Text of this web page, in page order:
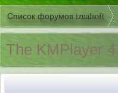
Список форумов izualsoft
The KMPlayer